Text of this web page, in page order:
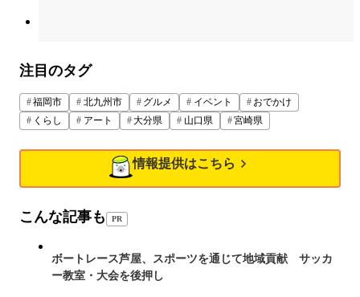
注目のタグ
福岡市 北九州市 グルメ イベント
おでかけ
くらし
アート 大分県 山口県 宮崎県
情報提供はこちら
こんな記事も PR
ボートレース芦屋、スポーツを通じて地域貢献 サッカ
ー教室・大会を後押し